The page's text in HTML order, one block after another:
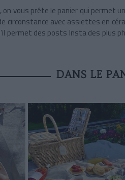
on vous prête le panier qui permet
circonstance avec assiettes en
permet des posts Insta des plus
DANS LE